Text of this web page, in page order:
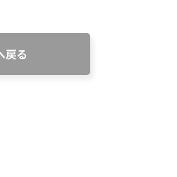
ュリティ基本方針
戻る